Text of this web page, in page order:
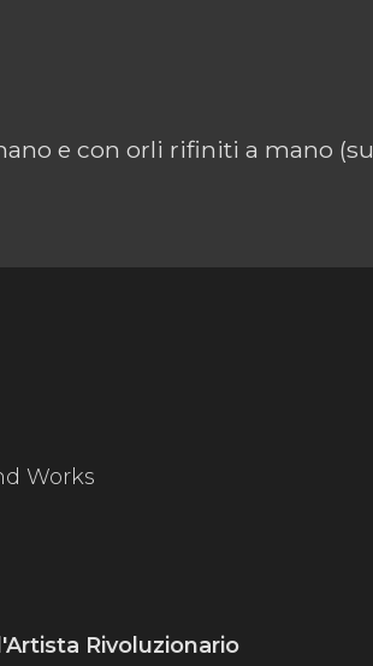
e con orli rifiniti a mano (su
Works
Rivoluzionario